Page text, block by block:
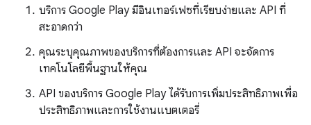
บริการ Google Play มีอินเทอร์เฟซที่เรียบง่ายและ API ที่
สะอาดกว่า
คุณระบุคุณภาพของบริการที่ต้องการและ API จะจัดการ
เทคโนโลยีพื้นฐานให้คุณ
API ของบริการ Google Play ได้รับการเพิ่มประสิทธิภาพเพื่อ
ประสิทธิภาพและการใช้งานแบตเตอรี่